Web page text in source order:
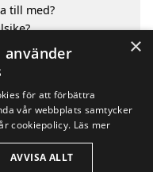
till med?
städerna
Aps
×
använder
för att förbättra
vår webbplats samtycker
cookiepolicy. Läs mer
AVVISA ALLT